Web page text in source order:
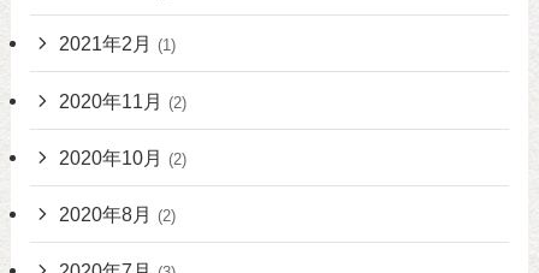
2021年2月 (1)
2020年11月 (2)
2020年10月 (2)
2020年8月 (2)